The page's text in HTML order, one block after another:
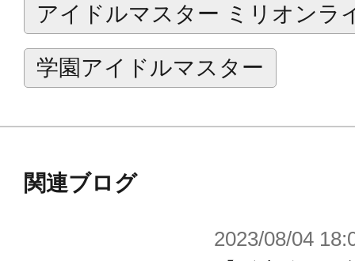
アイドルマスター ミリオンラ
学園アイドルマスター
関連ブログ
2023/08/04